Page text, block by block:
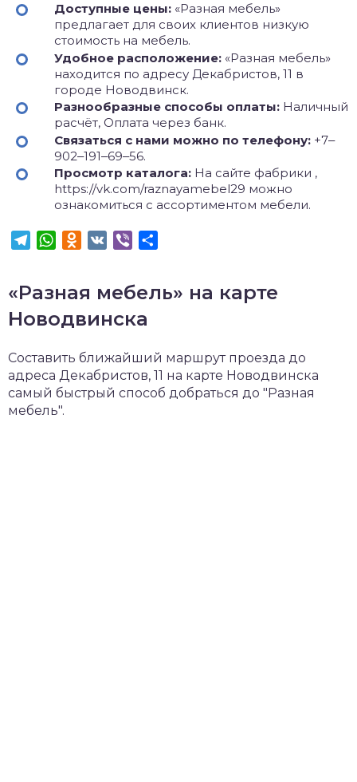
Доступные цены: «Разная мебель»
предлагает для своих клиентов низкую
стоимость на мебель.
Удобное расположение: «Разная мебель»
находится по адресу Декабристов, 11 в
городе Новодвинск.
Разнообразные способы оплаты: Наличный
расчёт, Оплата через банк.
Связаться с нами можно по телефону: +7‒
902‒191‒69‒56.
Просмотр каталога: На сайте фабрики ,
https://vk.com/raznayamebel29 можно
ознакомиться с ассортиментом мебели.
TelegramWhatsApp
Odnoklassniki
VK Viber
«Разная мебель» на карте
Новодвинска
Составить ближайший маршрут проезда до
адреса Декабристов, 11 на карте Новодвинска
самый быстрый способ добраться до "Разная
мебель".